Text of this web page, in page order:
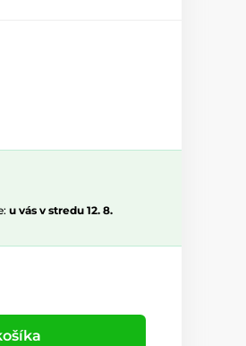
u vás v stredu 12. 8.